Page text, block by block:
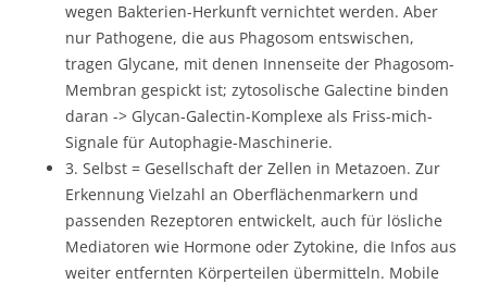
wegen Bakterien-Herkunft vernichtet werden. Aber
nur Pathogene, die aus Phagosom entswischen,
tragen Glycane, mit denen Innenseite der Phagosom-
Membran gespickt ist; zytosolische Galectine binden
daran -> Glycan-Galectin-Komplexe als Friss-mich-
Signale für Autophagie-Maschinerie.
3. Selbst = Gesellschaft der Zellen in Metazoen. Zur
Erkennung Vielzahl an Oberflächenmarkern und
passenden Rezeptoren entwickelt, auch für lösliche
Mediatoren wie Hormone oder Zytokine, die Infos aus
weiter entfernten Körperteilen übermitteln. Mobile